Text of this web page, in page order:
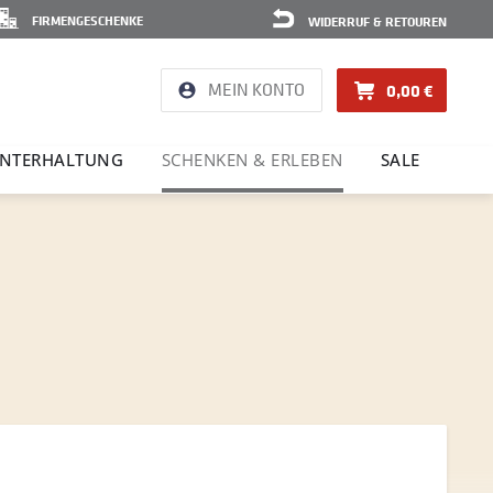
WIDERRUF & RETOUREN
FIRMENGESCHENKE
MEIN KONTO 0,00 €
SCHENKEN & ERLEBEN SALE